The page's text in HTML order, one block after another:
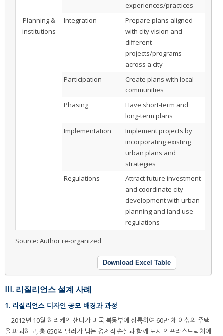
experiences/practices
Planning &
institutions
Integration
Prepare plans aligned
with city vision and
different
projects/programs
across a city
Participation
Create plans with local
communities
Phasing
Have short-term and
long-term plans
Implementation
Implement projects by
incorporating existing
urban plans and
strategies
Regulations
Attract future investment
and coordinate city
development with urban
planning and land use
regulations
Source: Author re-organized
Download Excel Table
III. 리질리언스 설계 사례
1. 리질리언스 디자인 공모 배경과 과정
2012년 10월 허리케인 샌디가 미국 북동부에 상륙하여 60만 채 이상의 주택
을 파괴하고, 총 650억 달러가 넘는 경제적 손실과 함께 도시 인프라스트럭처에